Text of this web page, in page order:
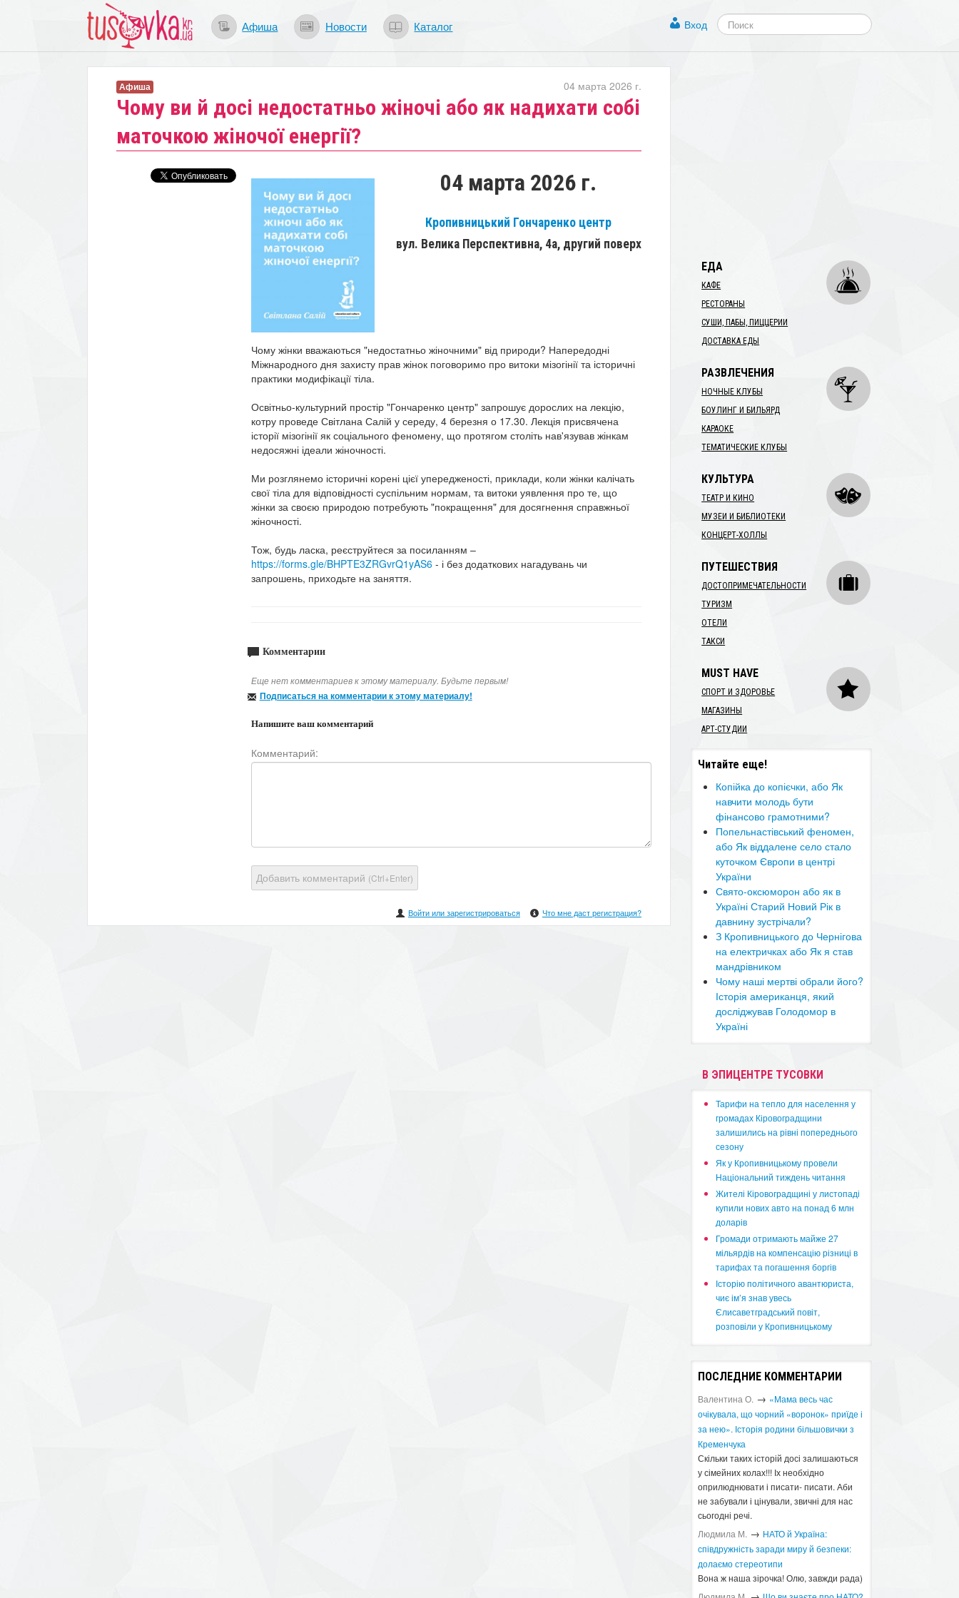
Афиша Новости Каталог Вход
​Чому ви й досі недостатньо жіночі або як надихати собі
маточкою жіночої енергії?
04 марта 2026 г.
Афиша
04 марта 2026 г.
Кропивницький Гончаренко центр
вул. Велика Перспективна, 4а, другий поверх
Чому жінки вважаються "недостатньо жіночними" від природи? Напередодні
Міжнародного дня захисту прав жінок поговоримо про витоки мізогінії та історичні
практики модифікації тіла.
Освітньо-культурний простір "Гончаренко центр" запрошує дорослих на лекцію,
котру проведе Світлана Салій у середу, 4 березня о 17.30. Лекція присвячена
історії мізогінії як соціального феномену, що протягом століть нав'язував жінкам
недосяжні ідеали жіночності.
Ми розглянемо історичні корені цієї упередженості, приклади, коли жінки калічать
свої тіла для відповідності суспільним нормам, та витоки уявлення про те, що
жінки за своєю природою потребують "покращення" для досягнення справжньої
жіночності.
Тож, будь ласка, реєструйтеся за посиланням –
https://forms.gle/BHPTE3ZRGvrQ1yAS6 - і без додаткових нагадувань чи
запрошень, приходьте на заняття.
Комментарии
Еще нет комментариев к этому материалу. Будьте первым!
Подписаться на комментарии к этому материалу!
Напишите ваш комментарий
Комментарий:
Добавить комментарий (Ctrl+Enter)
Войти или зарегистрироваться Что мне даст регистрация?
ЕДА
КАФЕ
РЕСТОРАНЫ
СУШИ, ПАБЫ, ПИЦЦЕРИИ
ДОСТАВКА ЕДЫ
РАЗВЛЕЧЕНИЯ
НОЧНЫЕ КЛУБЫ
БОУЛИНГ И БИЛЬЯРД
КАРАОКЕ
ТЕМАТИЧЕСКИЕ КЛУБЫ
КУЛЬТУРА
ТЕАТР И КИНО
МУЗЕИ И БИБЛИОТЕКИ
КОНЦЕРТ-ХОЛЛЫ
ПУТЕШЕСТВИЯ
ДОСТОПРИМЕЧАТЕЛЬНОСТИ
ТУРИЗМ
ОТЕЛИ
ТАКСИ
MUST HAVE
СПОРТ И ЗДОРОВЬЕ
МАГАЗИНЫ
АРТ-СТУДИИ
Читайте еще!
​Копійка до копієчки, або Як
навчити молодь бути
фінансово грамотними?
​Попельнастівський феномен,
або Як віддалене село стало
куточком Європи в центрі
України
​Свято-оксюморон або як в
Україні Старий Новий Рік в
давнину зустрічали?
​З Кропивницького до Чернігова
на електричках або Як я став
мандрівником
Чому наші мертві обрали його?
Історія американця, який
досліджував Голодомор в
Україні
В ЭПИЦЕНТРЕ ТУСОВКИ
​Тарифи на тепло для населення у
громадах Кіровоградщини
залишились на рівні попереднього
сезону
​Як у Кропивницькому провели
Національний тиждень читання
​Жителі Кіровоградщині у листопаді
купили нових авто на понад 6 млн
доларів
​Громади отримають майже 27
мільярдів на компенсацію різниці в
тарифах та погашення боргів
Історію політичного авантюриста,
чиє ім’я знав увесь
Єлисаветградський повіт,
розповіли у Кропивницькому
ПОСЛЕДНИЕ КОММЕНТАРИИ
Валентина О. → «Мама весь час
очікувала, що чорний «воронок» приїде і
за нею». Історія родини більшовички з
Кременчука
Скільки таких історій досі залишаються
у сімейних колах!!! Іх необхідно
оприлюднювати і писати- писати. Аби
не забували і цінували, звичні для нас
сьогодні речі.
Людмила М. → ​НАТО й Україна:
співдружність заради миру й безпеки:
долаємо стереотипи
Вона ж наша зірочка! Олю, завжди рада)